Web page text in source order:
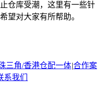
仓库受潮，这里有一些针
望对大家有所帮助。
三角/香港仓配一体|合作案
系我们